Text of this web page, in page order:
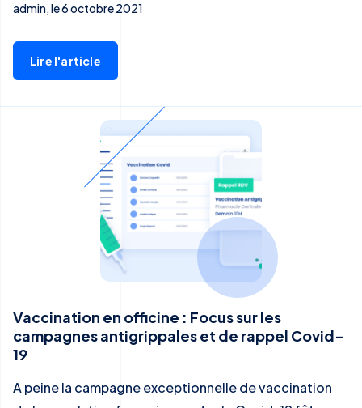
admin, le 6 octobre 2021
Lire l'article
Vaccination en officine : Focus sur les
campagnes antigrippales et de rappel Covid-
19
A peine la campagne exceptionnelle de vaccination